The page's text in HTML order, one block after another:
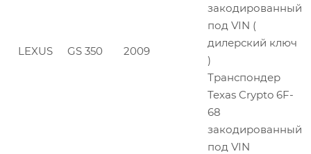
LEXUS GS 350 2009
закодированный
под VIN (
дилерский ключ
)
Транспондер
Texas Crypto 6F-
68
закодированный
под VIN